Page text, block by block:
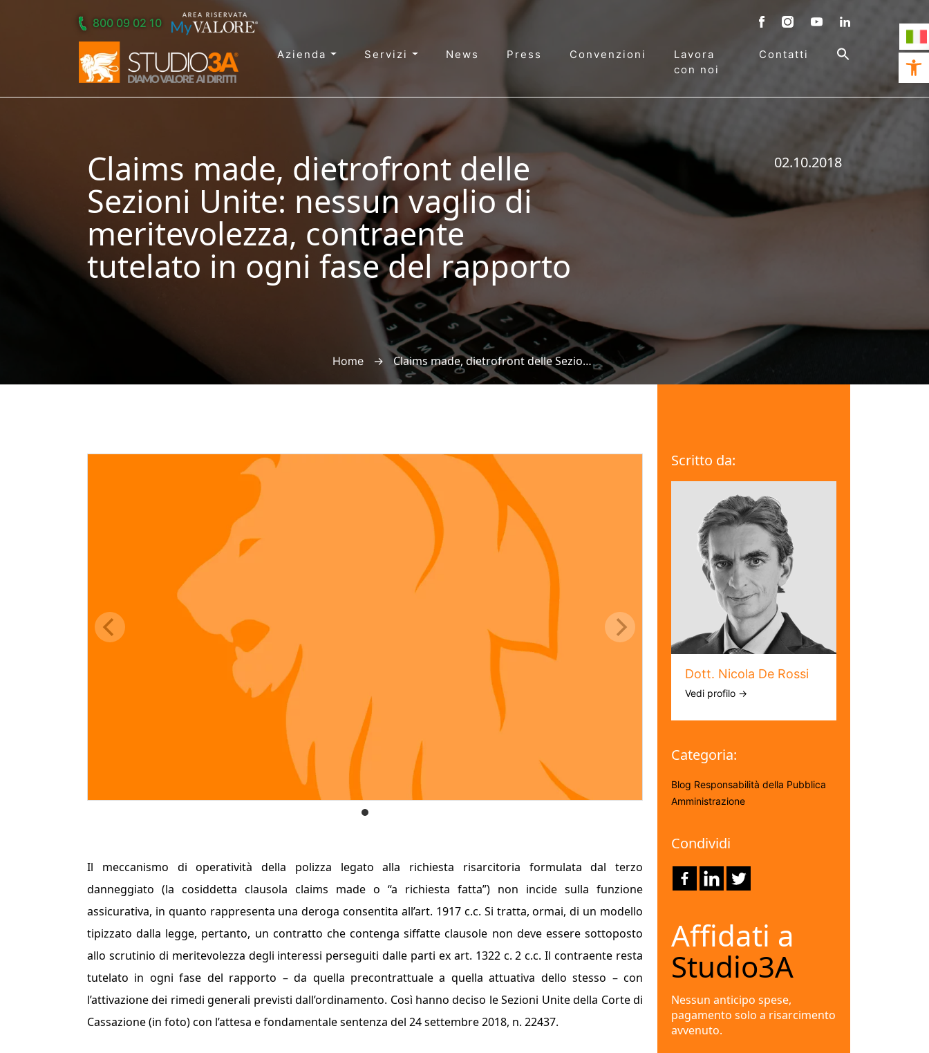
800 09 02 10
Azienda Servizi News Press Convenzioni
Lavora
con noi
Contatti
Claims made, dietrofront delle
Sezioni Unite: nessun vaglio di
meritevolezza, contraente
tutelato in ogni fase del rapporto
02.10.2018
Home → Claims made, dietrofront delle Sezioni Unite: nessun vaglio di meritevolezza, contraente tutelato in ogni fase del rapporto
Il meccanismo di operatività della polizza legato alla richiesta risarcitoria formulata dal terzo
danneggiato (la cosiddetta clausola claims made o “a richiesta fatta”) non incide sulla funzione
assicurativa, in quanto rappresenta una deroga consentita all’art. 1917 c.c. Si tratta, ormai, di un modello
tipizzato dalla legge, pertanto, un contratto che contenga siffatte clausole non deve essere sottoposto
allo scrutinio di meritevolezza degli interessi perseguiti dalle parti ex art. 1322 c. 2 c.c. Il contraente resta
tutelato in ogni fase del rapporto – da quella precontrattuale a quella attuativa dello stesso – con
l’attivazione dei rimedi generali previsti dall’ordinamento. Così hanno deciso le Sezioni Unite della Corte di
Cassazione (in foto) con l’attesa e fondamentale sentenza del 24 settembre 2018, n. 22437.
Scritto da:
Dott. Nicola De Rossi
Vedi profilo →
Categoria:
Blog Responsabilità della Pubblica
Amministrazione
Condividi
Affidati a
Studio3A
Nessun anticipo spese,
pagamento solo a risarcimento
avvenuto.